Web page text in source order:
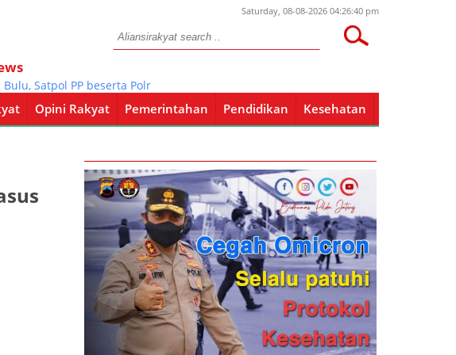
Saturday, 08-08-2026 04:26:40 pm
Satpol PP beserta Polri, TNI dan OPD Juga Sasar Karaoke Fasilitas Hotel
Opini Rakyat Pemerintahan Pendidikan Kesehatan
Pemerintahan Pendidikan Kesehatan